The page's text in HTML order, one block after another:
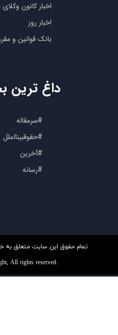
اخبار کانون
اخبار روز
بانک قوانین و
#سرمقاله
#حقوقبینالملل
#آخرین
#رسانه
داغ ترین
تمام حقوق این سایت متعلق به
All rights reserved.